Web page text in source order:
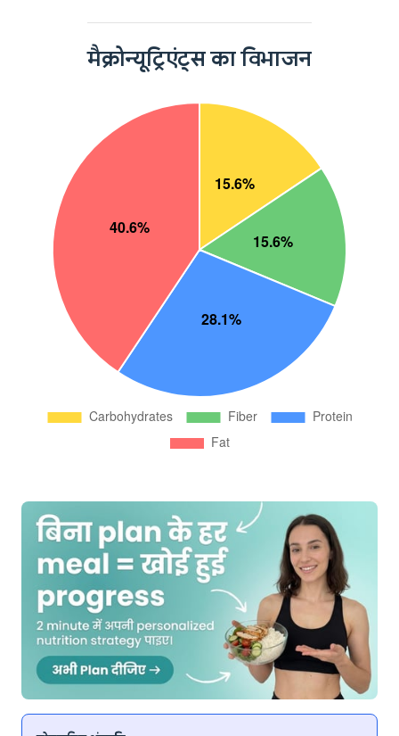
मैक्रोन्यूट्रिएंट्स का विभाजन